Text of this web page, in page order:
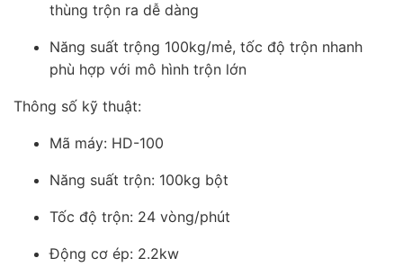
thùng trộn ra dễ dàng
Năng suất trộng 100kg/mẻ, tốc độ trộn nhanh
phù hợp với mô hình trộn lớn
Thông số kỹ thuật:
Mã máy: HD-100
Năng suất trộn: 100kg bột
Tốc độ trộn: 24 vòng/phút
Động cơ ép: 2.2kw